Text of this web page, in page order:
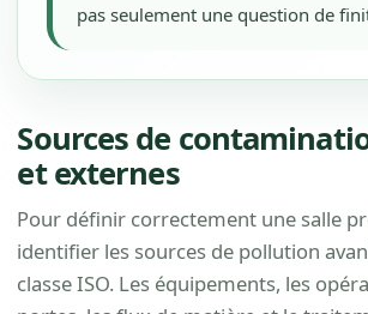
pas seulement une question de
Sources de
et externes
Pour définir correctement une salle
identifier les sources de pollution
classe ISO. Les équipements, les